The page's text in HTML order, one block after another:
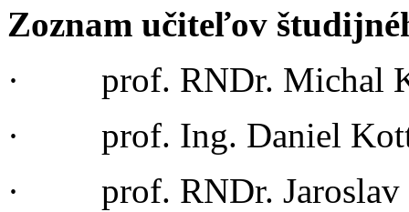
Zoznam učiteľov
· prof. RNDr. Michal
· prof. Ing. Daniel
· prof. RNDr. Jaroslav